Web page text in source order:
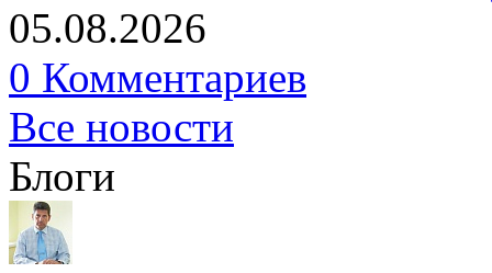
05.08.2026
0 Комментариев
Все новости
Блоги